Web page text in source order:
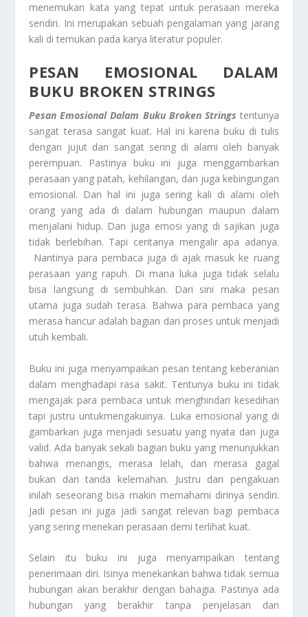
menemukan kata yang tepat untuk perasaan mereka
sendiri. Ini merupakan sebuah pengalaman yang jarang
kali di temukan pada karya literatur populer.
PESAN EMOSIONAL DALAM
BUKU BROKEN STRINGS
Pesan Emosional Dalam Buku Broken Strings tentunya
sangat terasa sangat kuat. Hal ini karena buku di tulis
dengan jujut dan sangat sering di alami oleh banyak
perempuan. Pastinya buku ini juga menggambarkan
perasaan yang patah, kehilangan, dan juga kebingungan
emosional. Dan hal ini juga sering kali di alami oleh
orang yang ada di dalam hubungan maupun dalam
menjalani hidup. Dan juga emosi yang di sajikan juga
tidak berlebihan. Tapi ceritanya mengalir apa adanya.
Nantinya para pembaca juga di ajak masuk ke ruang
perasaan yang rapuh. Di mana luka juga tidak selalu
bisa langsung di sembuhkan. Dari sini maka pesan
utama juga sudah terasa. Bahwa para pembaca yang
merasa hancur adalah bagian dari proses untuk menjadi
utuh kembali.
Buku ini juga menyampaikan pesan tentang keberanian
dalam menghadapi rasa sakit. Tentunya buku ini tidak
mengajak para pembaca untuk menghindari kesedihan
tapi justru untukmengakuinya. Luka emosional yang di
gambarkan juga menjadi sesuatu yang nyata dan juga
valid. Ada banyak sekali bagian buku yang menunjukkan
bahwa menangis, merasa lelah, dan merasa gagal
bukan dari tanda kelemahan. Justru dari pengakuan
inilah seseorang bisa makin memahami dirinya sendiri.
Jadi pesan ini juga jadi sangat relevan bagi pembaca
yang sering menekan perasaan demi terlihat kuat.
Selain itu buku ini juga menyampaikan tentang
penerimaan diri. Isinya menekankan bahwa tidak semua
hubungan akan berakhir dengan bahagia. Pastinya ada
hubungan yang berakhir tanpa penjelasan dan